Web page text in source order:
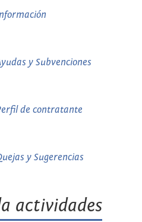
y Subvenciones
de contratante
y Sugerencias
actividades